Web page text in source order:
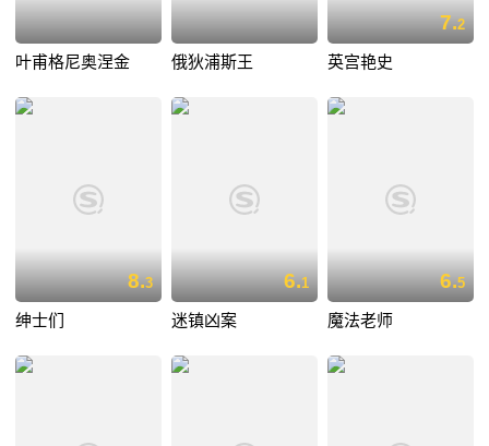
叶甫格尼奥涅金 俄狄浦斯王
7.2
英宫艳史
8.3
绅士们
6.1
迷镇凶案
6.5
魔法老师